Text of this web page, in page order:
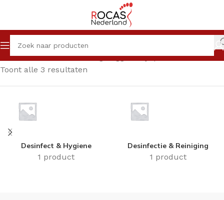
Home Winkel Producten getagged “hyapro”
Toont alle 3 resultaten
Desinfect & Hygiene
1 product
Desinfectie & Reiniging
1 product